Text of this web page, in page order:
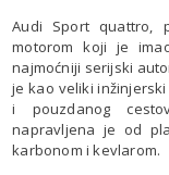
Audi Sport quattro,
motorom koji je
najmoćniji serijski
je kao veliki
i pouzdanog
napravljena je od
karbonom i kevlarom.